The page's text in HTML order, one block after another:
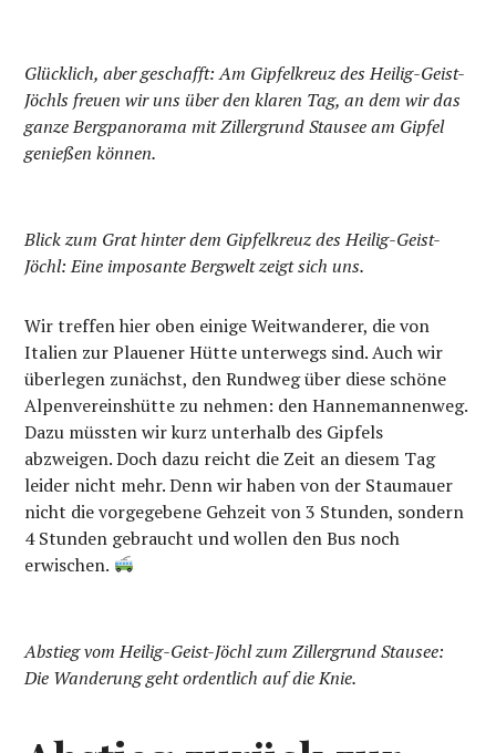
Glücklich, aber geschafft: Am Gipfelkreuz des Heilig-Geist-
Jöchls freuen wir uns über den klaren Tag, an dem wir das
ganze Bergpanorama mit Zillergrund Stausee am Gipfel
genießen können.
Blick zum Grat hinter dem Gipfelkreuz des Heilig-Geist-
Jöchl: Eine imposante Bergwelt zeigt sich uns.
Wir treffen hier oben einige Weitwanderer, die von
Italien zur Plauener Hütte unterwegs sind. Auch wir
überlegen zunächst, den Rundweg über diese schöne
Alpenvereinshütte zu nehmen: den Hannemannenweg.
Dazu müssten wir kurz unterhalb des Gipfels
abzweigen. Doch dazu reicht die Zeit an diesem Tag
leider nicht mehr. Denn wir haben von der Staumauer
nicht die vorgegebene Gehzeit von 3 Stunden, sondern
4 Stunden gebraucht und wollen den Bus noch
erwischen.
Abstieg vom Heilig-Geist-Jöchl zum Zillergrund Stausee:
Die Wanderung geht ordentlich auf die Knie.